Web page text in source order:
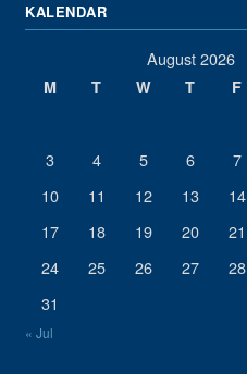
KALENDAR
August 2026
M T W T F
3
4 5 6 7
10 11 12 13 14
17
18 19 20 21
24
25 26 27 28
31
« Jul